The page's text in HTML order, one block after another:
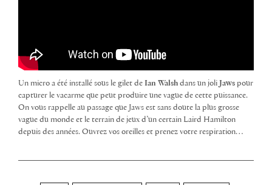
Un micro a été installé sous le gilet de Ian Walsh dans un joli Jaws pour
capturer le vacarme que peut produire une vague de cette puissance.
On vous rappelle au passage que Jaws est sans doute la plus grosse
vague du monde et le terrain de jeux d’un certain Laird Hamilton
depuis des années. Ouvrez vos oreilles et prenez votre respiration…